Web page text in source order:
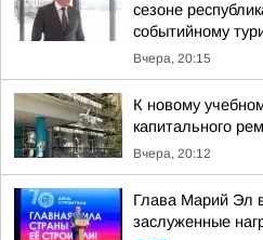
сезоне
событийному
Вчера, 20:15
К новому
капитального
Вчера, 20:12
Глава Марий Эл
заслуженные